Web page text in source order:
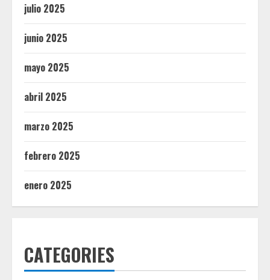
julio 2025
junio 2025
mayo 2025
abril 2025
marzo 2025
febrero 2025
enero 2025
CATEGORIES